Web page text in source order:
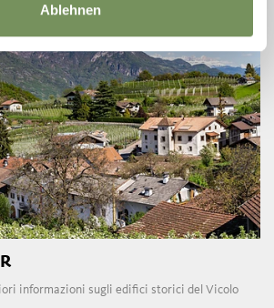
Ablehnen
informazioni sugli edifici storici del Vicolo